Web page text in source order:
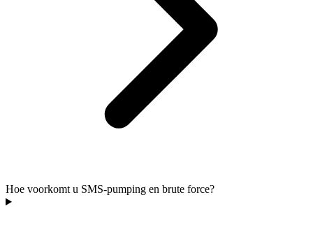
Hoe voorkomt u SMS-pumping en brute force?